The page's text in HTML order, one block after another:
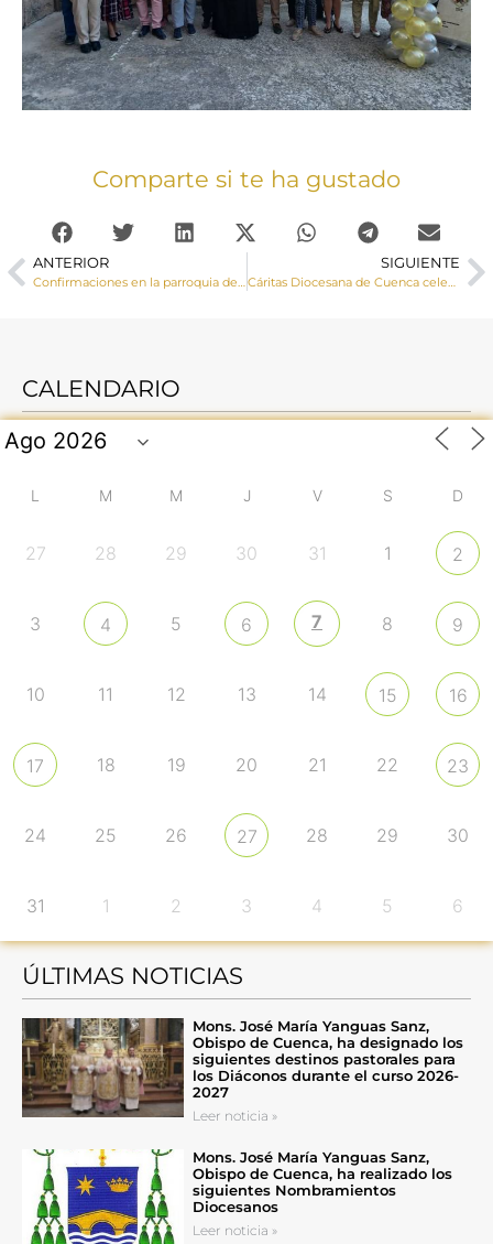
Comparte si te ha gustado
ANTERIOR
Confirmaciones en la parroquia de Quintanar del Rey
SIGUIENTE
Cáritas Diocesana de Cuenca celebra su 60 Aniversario
CALENDARIO
L M M J V S D
27 28 29 30 31 1 2
3 4 5 6 7 8 9
10 11 12 13 14 15 16
17 18 19 20 21 22 23
24 25 26 27 28 29 30
31 1 2 3 4 5 6
ÚLTIMAS NOTICIAS
Mons. José María Yanguas Sanz,
Obispo de Cuenca, ha designado los
siguientes destinos pastorales para
los Diáconos durante el curso 2026-
2027
Leer noticia »
Mons. José María Yanguas Sanz,
Obispo de Cuenca, ha realizado los
siguientes Nombramientos
Diocesanos
Leer noticia »